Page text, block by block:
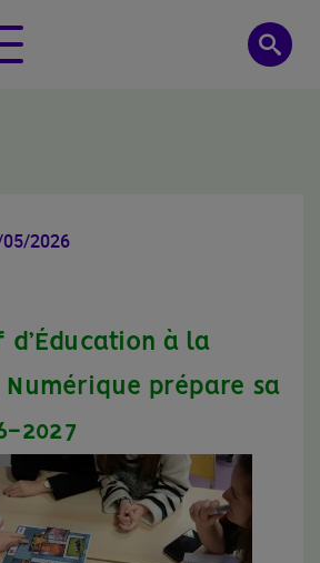
2026
d’Éducation à la
Numérique prépare sa
2027